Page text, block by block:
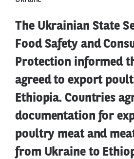
The Ukrainian State
Food Safety and
Protection informed
agreed to export
Ethiopia. Countries
documentation for
poultry meat and
from Ukraine to